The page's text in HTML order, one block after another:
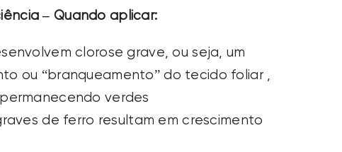
– Quando aplicar:
clorose grave, ou seja, um
ou “branqueamento” do tecido foliar
verdes
de ferro resultam em crescimento